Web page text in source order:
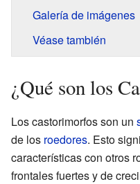
Galería de imágenes
Véase también
¿Qué son los
Los castorimorfos son un
de los roedores. Esto
características con otros
frontales fuertes y de